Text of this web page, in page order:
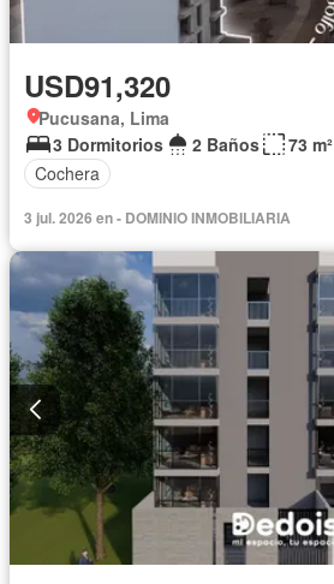
USD91,320
Pucusana, Lima
3 Dormitorios
2 Baños
73 m²
Cochera
3 jul. 2026 en - DOMINIO INMOBILIARIA